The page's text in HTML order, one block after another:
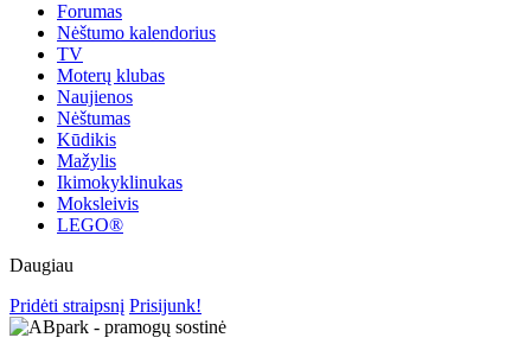
Forumas
Nėštumo kalendorius
TV
Moterų klubas
Naujienos
Nėštumas
Kūdikis
Mažylis
Ikimokyklinukas
Moksleivis
LEGO®
Daugiau
Pridėti straipsnį Prisijunk!